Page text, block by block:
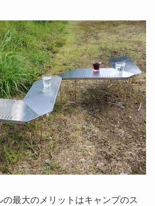
の最大のメリットはキャンプのス